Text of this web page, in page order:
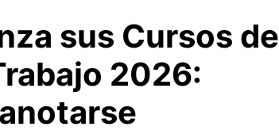
sus Cursos de
2026: